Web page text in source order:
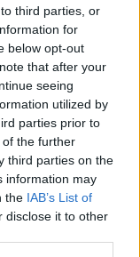
third parties, or
for
below opt-out
that after your
seeing
utilized by
parties prior to
the further
third parties on the
information may
the IAB’s List of
disclose it to other